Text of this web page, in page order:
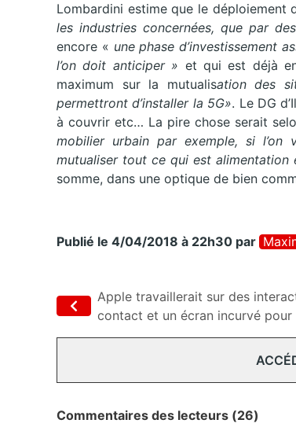
Lombardini estime que le déploiement
les industries concernées, que par
encore « une phase d’investissement
l’on doit anticiper » et qui est déjà en
maximum sur la mutualisation des
permettront d’installer la 5G». Le DG
à couvrir etc… La pire chose serait
mobilier urbain par exemple, si
mutualiser tout ce qui est alimentation
somme, dans une optique de bien
Publié le 4/04/2018 à 22h30 par
Apple travaillerait sur des
contact et un écran incurvé pour
Commentaires des lecteurs (26)